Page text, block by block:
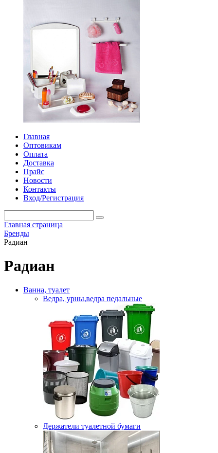
Главная
Оптовикам
Оплата
Доставка
Прайс
Новости
Контакты
Вход/Регистрация
Главная страница
Бренды
Радиан
Радиан
Ванна, туалет
Ведра, урны,ведра педальные
Держатели туалетной бумаги